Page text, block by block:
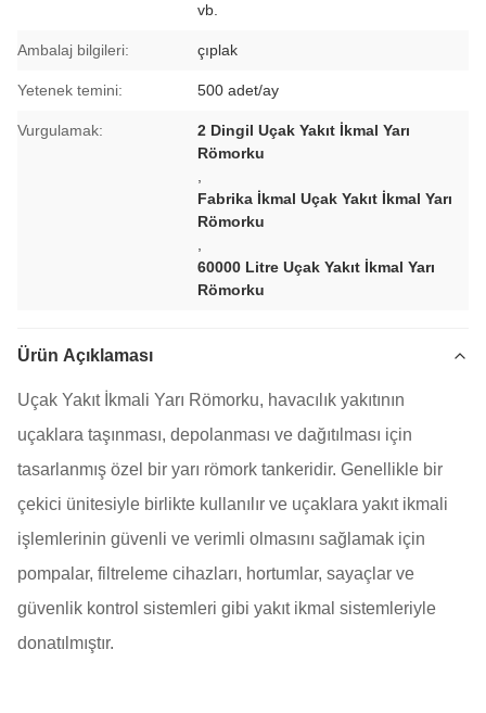
vb.
Ambalaj bilgileri: çıplak
Yetenek temini: 500 adet/ay
Vurgulamak:
2 Dingil Uçak Yakıt İkmal Yarı
Römorku
Fabrika İkmal Uçak Yakıt İkmal Yarı
Römorku
60000 Litre Uçak Yakıt İkmal Yarı
Römorku
Ürün Açıklaması
Uçak Yakıt İkmali Yarı Römorku, havacılık yakıtının
uçaklara taşınması, depolanması ve dağıtılması için
tasarlanmış özel bir yarı römork tankeridir. Genellikle bir
çekici ünitesiyle birlikte kullanılır ve uçaklara yakıt ikmali
işlemlerinin güvenli ve verimli olmasını sağlamak için
pompalar, filtreleme cihazları, hortumlar, sayaçlar ve
güvenlik kontrol sistemleri gibi yakıt ikmal sistemleriyle
donatılmıştır.